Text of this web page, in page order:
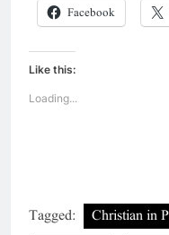
Facebook
Like this:
Loading...
Tagged: Christian in